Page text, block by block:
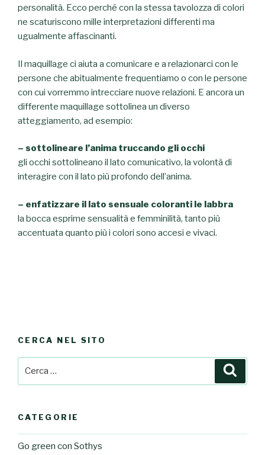
personalità. Ecco perché con la stessa tavolozza di colori
ne scaturiscono mille interpretazioni differenti ma
ugualmente affascinanti.
Il maquillage ci aiuta a comunicare e a relazionarci con le
persone che abitualmente frequentiamo o con le persone
con cui vorremmo intrecciare nuove relazioni. E ancora un
differente maquillage sottolinea un diverso
atteggiamento, ad esempio:
– sottolineare l’anima truccando gli occhi
gli occhi sottolineano il lato comunicativo, la volontà di
interagire con il lato più profondo dell’anima.
– enfatizzare il lato sensuale coloranti le labbra
la bocca esprime sensualità e femminilità, tanto più
accentuata quanto più i colori sono accesi e vivaci.
CERCA NEL SITO
CATEGORIE
Go green con Sothys